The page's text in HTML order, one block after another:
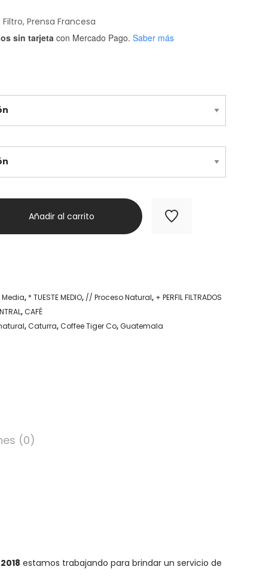
Prensa Francesa
sin tarjetacon Mercado Pago. Saber más
Añadir al carrito
, * TUESTE MEDIO, // Proceso Natural, + PERFIL FILTRADOS
,CAFÉ
,Caturra,Coffee Tiger Co,Guatemala
(0)
2018 estamos trabajando para brindar un servicio de